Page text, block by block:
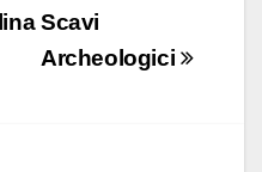
Scavi
Archeologici